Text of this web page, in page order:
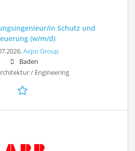
in Schutz und
(w/m/d)
Axpo Group
Baden
/ Engineering